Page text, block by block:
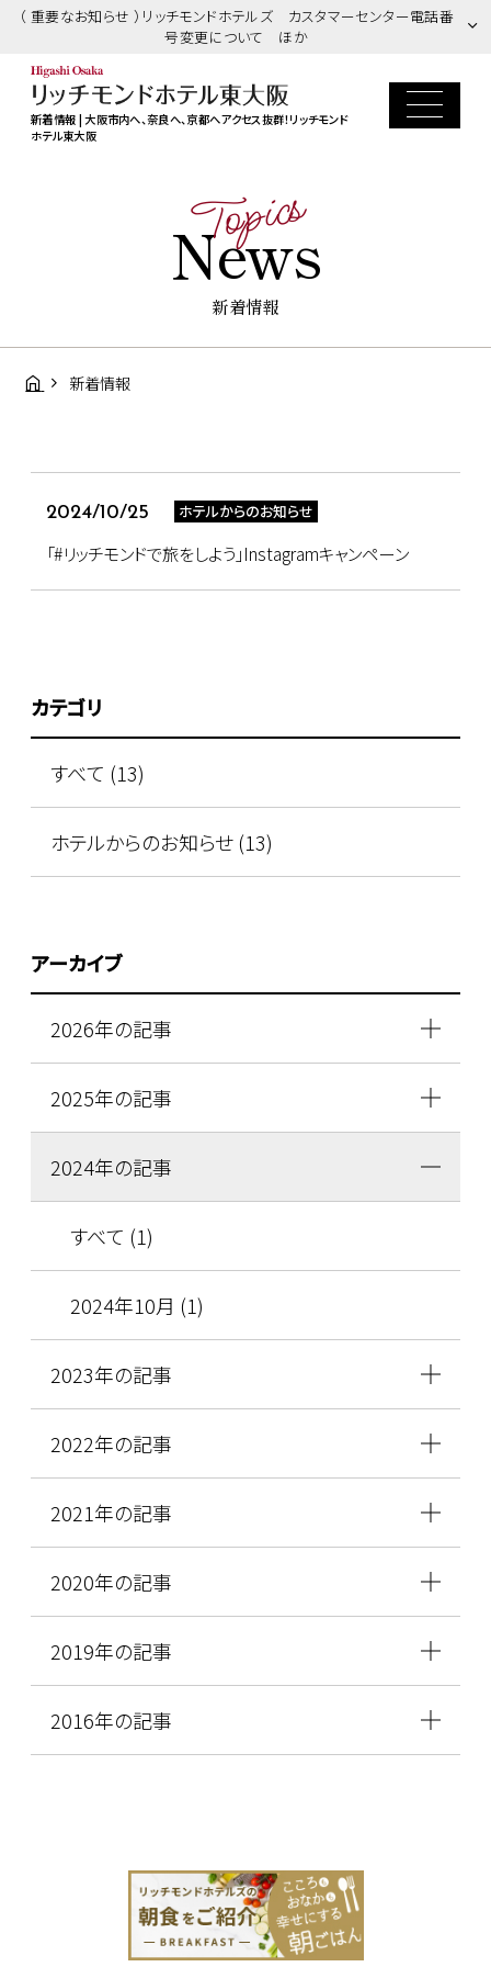
（ 重要なお知らせ ）リッチモンドホテルズ カスタマーセンター電話番
号変更について ほか
新着情報 | 大阪市内へ、奈良へ、京都へアクセス抜群！リッチモンド
ホテル東大阪
News
Topics
新着情報
新着情報
2024/10/25 ホテルからのお知らせ
「#リッチモンドで旅をしよう」Instagramキャンペーン
カテゴリ
すべて (13)
ホテルからのお知らせ (13)
アーカイブ
2026年の記事
2025年の記事
2024年の記事
すべて (1)
2024年10月 (1)
2023年の記事
2022年の記事
2021年の記事
2020年の記事
2019年の記事
2016年の記事